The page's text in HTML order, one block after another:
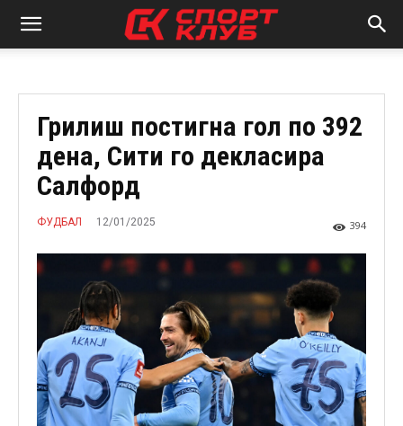
Грилиш постигна гол по 392
дена, Сити го декласира
Салфорд
ФУДБАЛ 12/01/2025 394